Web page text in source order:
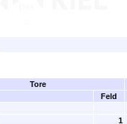
Tore
Feld
1